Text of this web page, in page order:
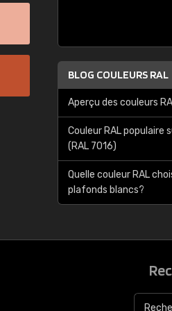
BLOG COULEURS RAL
Aperçu des couleurs
Couleur RAL populaire
(RAL 7016)
Quelle couleur RAL
plafonds blancs?